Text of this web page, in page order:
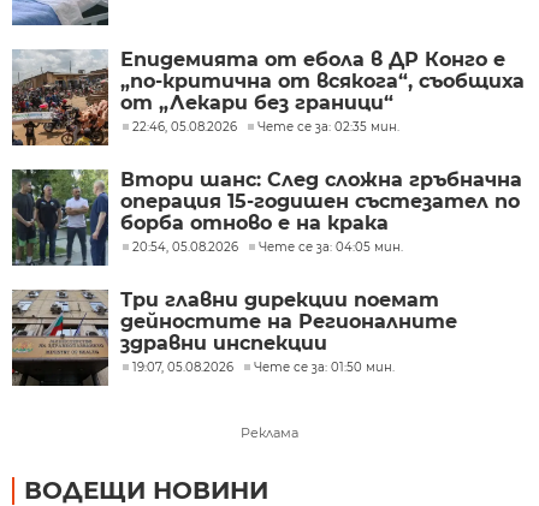
Епидемията от ебола в ДР Конго е
„по-критична от всякога“, съобщиха
от „Лекари без граници“
22:46, 05.08.2026 Чете се за: 02:35 мин.
Втори шанс: След сложна гръбначна
операция 15-годишен състезател по
борба отново е на крака
20:54, 05.08.2026 Чете се за: 04:05 мин.
Три главни дирекции поемат
дейностите на Регионалните
здравни инспекции
19:07, 05.08.2026 Чете се за: 01:50 мин.
Реклама
ВОДЕЩИ НОВИНИ